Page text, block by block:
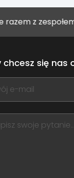
zespołemŻabka
chcesz się nas